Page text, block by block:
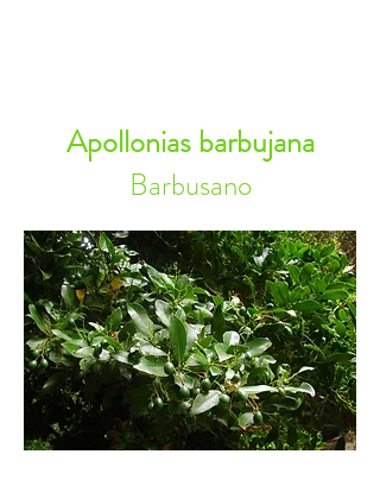
Apollonias barbujana
Barbusano